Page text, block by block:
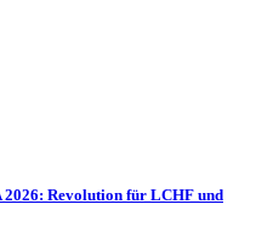
2026: Revolution für LCHF und